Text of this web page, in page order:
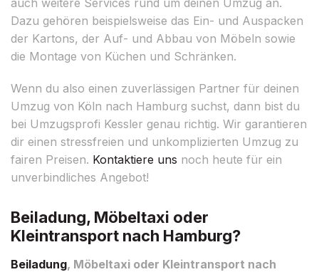
Dazu gehören beispielsweise das Ein- und Auspacken
der Kartons, der Auf- und Abbau von Möbeln sowie
die Montage von Küchen und Schränken.
Wenn du also einen zuverlässigen Partner für deinen
Umzug von Köln nach Hamburg suchst, dann bist du
bei Umzugsprofi Kessler genau richtig. Wir garantieren
dir einen stressfreien und unkomplizierten Umzug zu
fairen Preisen. Kontaktiere uns noch heute für ein
unverbindliches Angebot!
Beiladung, Möbeltaxi oder
Kleintransport nach Hamburg?
Beiladung, Möbeltaxi oder Kleintransport nach